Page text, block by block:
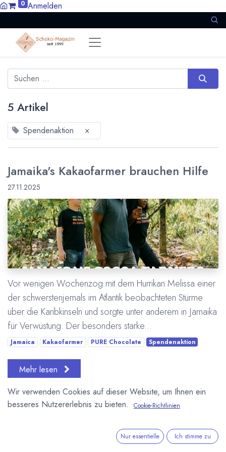
0 Anmelden
5 Artikel
Spendenaktion ×
Jamaika's Kakaofarmer brauchen Hilfe
27.11.2025
Vor wenigen Wochenzog mit dem Hurrikan Melissa einer
der schwerstenjemals im Atlantik beobachteten Stürme
über die Karibkinseln und sorgte unter anderem in Jamaika
für Verwüstung. Der besonders starke...
Jamaica Kakaofarmer PURE Chocolate Spendenaktion
Mehr lesen
Schokolade zugunsten der Fürstlichen
Wir verwenden Cookies auf dieser Website, um Ihnen ein
besseres Nutzererlebnis zu bieten.
Cookie-Richtlinien
Nur essentielle Ich stimme zu